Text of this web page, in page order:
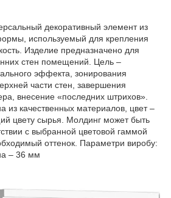
декоративный элемент из
используемый для крепления
Изделие предназначено для
стен помещений. Цель –
эффекта, зонирования
части стен, завершения
внесение «последних штрихов».
из качественных материалов, цвет –
цвету сырья. Молдинг может быть
с выбранной цветовой гаммой
оттенок. Параметри виробу:
– 36 мм